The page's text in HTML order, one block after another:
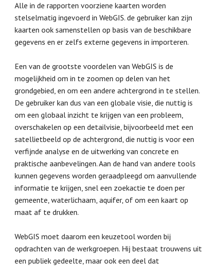
Alle in de rapporten voorziene kaarten worden
stelselmatig ingevoerd in WebGIS. de gebruiker kan zijn
kaarten ook samenstellen op basis van de beschikbare
gegevens en er zelfs externe gegevens in importeren.
Een van de grootste voordelen van WebGIS is de
mogelijkheid om in te zoomen op delen van het
grondgebied, en om een andere achtergrond in te stellen.
De gebruiker kan dus van een globale visie, die nuttig is
om een globaal inzicht te krijgen van een probleem,
overschakelen op een detailvisie, bijvoorbeeld met een
satellietbeeld op de achtergrond, die nuttig is voor een
verfijnde analyse en de uitwerking van concrete en
praktische aanbevelingen. Aan de hand van andere tools
kunnen gegevens worden geraadpleegd om aanvullende
informatie te krijgen, snel een zoekactie te doen per
gemeente, waterlichaam, aquifer, of om een kaart op
maat af te drukken.
WebGIS moet daarom een keuzetool worden bij
opdrachten van de werkgroepen. Hij bestaat trouwens uit
een publiek gedeelte, maar ook een deel dat